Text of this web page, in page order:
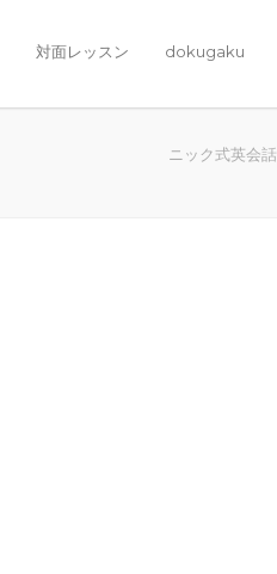
対面レッスン dokugaku
ニック式英会話